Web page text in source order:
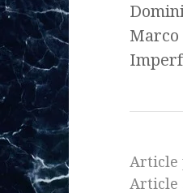
Article
Article